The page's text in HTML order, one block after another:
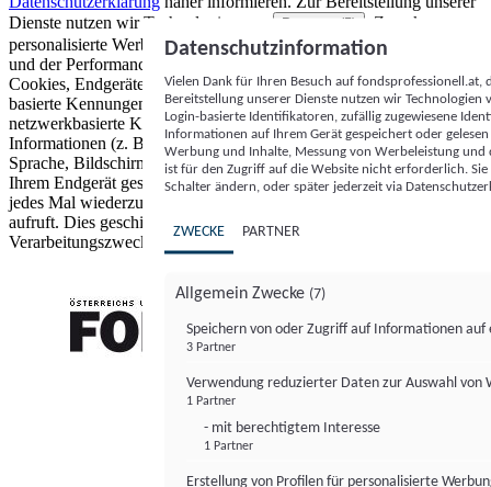
Dienste nutzen wir Technologien von
Partnern (5)
. Zwecke:
personalisierte Werbung und Inhalte, Messung von Werbeleistung
und der Performance von Inhalten sowie Zielgruppenforschung.
Cookies, Endgeräte- oder ähnliche Online-Kennungen (z. B. login-
basierte Kennungen, zufällig generierte Kennungen,
netzwerkbasierte Kennungen) können zusammen mit anderen
Informationen (z. B. Browsertyp und Browserinformationen,
Sprache, Bildschirmgröße, unterstützte Technologien usw.) auf
Ihrem Endgerät gespeichert oder von dort ausgelesen werden, um es
jedes Mal wiederzuerkennen, wenn es eine App oder einer Webseite
aufruft. Dies geschieht für einen oder mehrere der hier aufgeführten
Verarbeitungszwecke.
Datenschutzinformation
Vielen Dank für Ihren Besuch auf
Bereitstellung unserer Dienste nutzen wir Technologien
Login-basierte Identifikatoren, zufällig zugewiesene
Informationen auf Ihrem Gerät gespeichert oder
Werbung und Inhalte, Messung von Werbeleistung
ist für den Zugriff auf die Website nicht erforderlich.
Schalter ändern, oder später jederzeit via
ZWECKE PARTNER
Allgemein Zwecke (7)
Speichern von oder Zugriff auf Informationen auf
3 Partner
Verwendung reduzierter Daten zur Auswahl von
1 Partner
- mit berechtigtem Interesse
1 Partner
Erstellung von Profilen für personalisierte
FONDS professionell